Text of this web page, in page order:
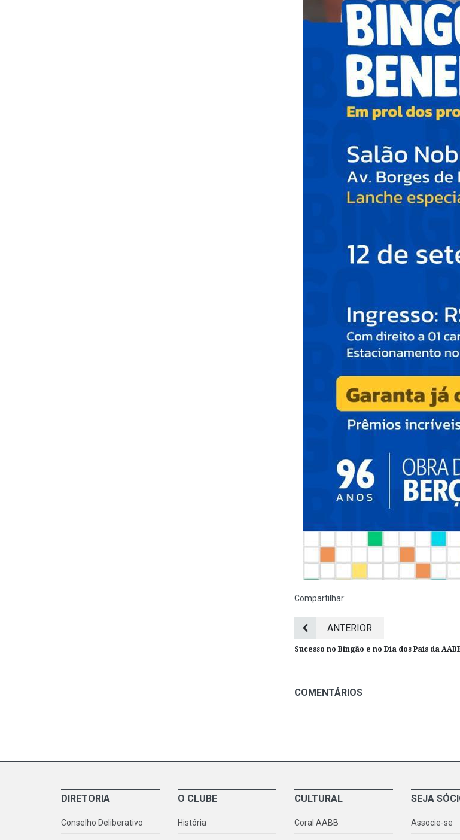
Compartilhar:
ANTERIOR
Sucesso no Bingão e no Dia dos Pais da
COMENTÁRIOS
DIRETORIA
Conselho Deliberativo
O CLUBE
História
CULTURAL
Coral AABB
SEJA
Associe-se